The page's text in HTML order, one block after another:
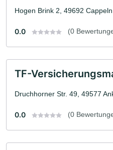
Hogen Brink 2, 49692 Cappeln
0.0 (0
TF-
Druchhorner Str. 49, 49577
0.0 (0